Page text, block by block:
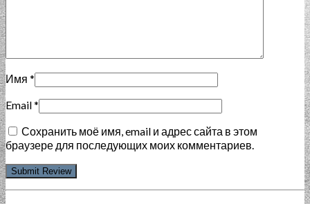
Имя *
Email*
Сохранить моё имя, email и адрес сайта в этом
браузере для последующих моих комментариев.